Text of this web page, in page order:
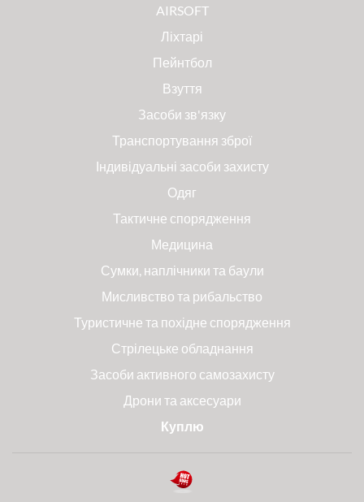
AIRSOFT
Ліхтарі
Пейнтбол
Взуття
Засоби зв'язку
Транспортування зброї
Індивідуальні засоби захисту
Одяг
Тактичне спорядження
Медицина
Сумки, наплічники та баули
Мисливство та рибальство
Туристичне та похідне спорядження
Стрілецьке обладнання
Засоби активного самозахисту
Дрони та аксесуари
Куплю